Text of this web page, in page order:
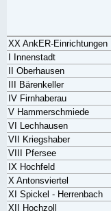
XX AnkER-Einrichtungen
I Innenstadt
II Oberhausen
III Bärenkeller
IV Firnhaberau
V Hammerschmiede
VI Lechhausen
VII Kriegshaber
VIII Pfersee
IX Hochfeld
X Antonsviertel
XI Spickel - Herrenbach
XII Hochzoll